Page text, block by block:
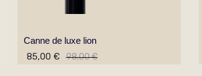
Canne de luxe lion
85,00 € 98,00 €